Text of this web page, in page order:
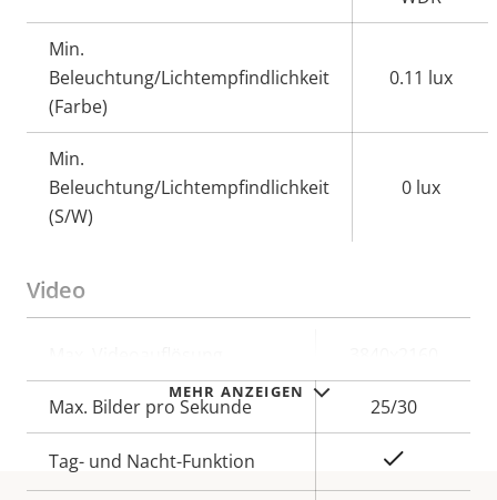
MEHR ANZEIGEN
Min.
Beleuchtung/Lichtempfindlichkeit
(Farbe)
0.11 lux
Min.
Beleuchtung/Lichtempfindlichkeit
(S/W)
0 lux
Video
Max. Bilder pro Sekunde 25/30
Tag- und Nacht-Funktion